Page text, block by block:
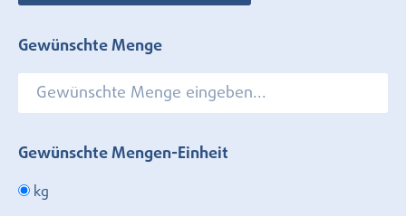
Gewünschte Menge
Gewünschte Mengen-Einheit
kg